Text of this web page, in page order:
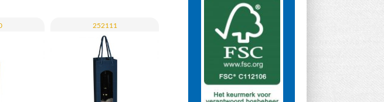
252111